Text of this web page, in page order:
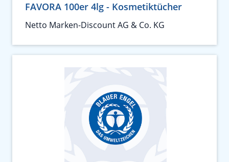
FAVORA 100er 4lg - Kosmetiktücher
Netto Marken-Discount AG & Co. KG